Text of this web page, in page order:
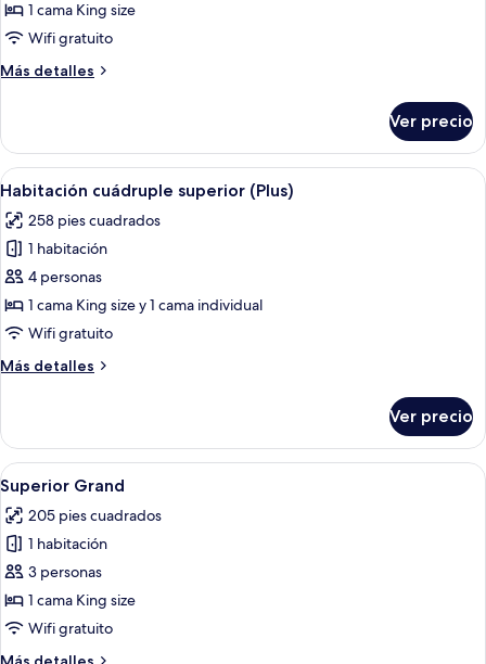
Habitación
doble
1 cama King size
Wifi gratuito
Más detalles
Más
doble
Deluxe
Ver precio
Abrir
todas
las
fotos
de
Habitación
cuádruple
(Plus)
Una habitación de hotel con una
4
Habitación cuádruple superior (Plus)
258 pies cuadrados
1 habitación
4 personas
1 cama King size y 1 cama individual
Wifi gratuito
Más detalles
Más
cuádruple
superior
(Plus)
Ver precio
Abrir
todas
las
fotos
de
Superior
Grand
Una habitación de hotel con cama,
9
Superior Grand
205 pies cuadrados
1 habitación
3 personas
1 cama King size
Wifi gratuito
Más